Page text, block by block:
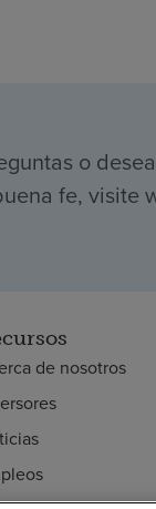
o
fe, visite
de nosotros